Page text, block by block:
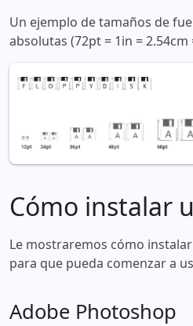
Un ejemplo de tamaños de
absolutas (72pt = 1in = 2.54cm
Cómo instalar
Le mostraremos cómo
para que pueda comenzar a
Adobe Photoshop